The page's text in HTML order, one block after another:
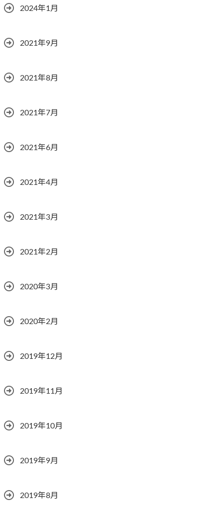
2024年1月
2021年9月
2021年8月
2021年7月
2021年6月
2021年4月
2021年3月
2021年2月
2020年3月
2020年2月
2019年12月
2019年11月
2019年10月
2019年9月
2019年8月